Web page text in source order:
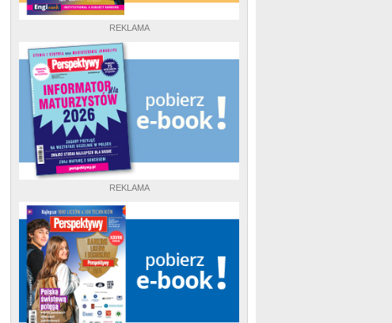
REKLAMA
REKLAMA